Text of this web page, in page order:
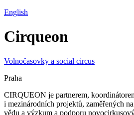
English
Cirqueon
Volnočasovky a social circus
Praha
CIRQUEON je partnerem,
i mezinárodních projektů, zaměřených
vědu a výzkum a podporu